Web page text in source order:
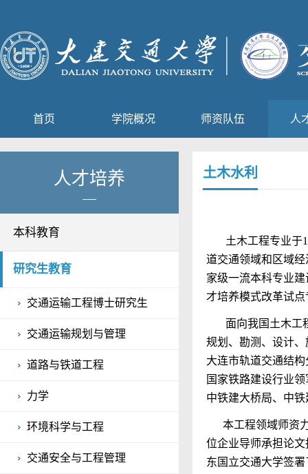
首页 学院概况 师资队伍 人
人才培养
本科教育
研究生教育
交通运输工程博士研究生
交通运输规划与管理
道路与铁道工程
力学
环境科学与工程
交通安全与工程管理
土木水利
土木工程专业于
道交通领域和区域
家级一流本科专业
才培养模式改革试
面向我国土木工
规划、勘测、设计
大连市轨道交通结
国家铁路建设行业
中铁建大桥局、中
本工程领域师资力
位企业导师承担论
东国立交通大学签